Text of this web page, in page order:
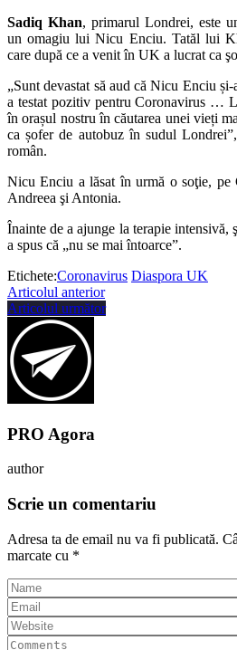
Sadiq Khan, primarul Londrei, este
un omagiu lui Nicu Enciu. Tatăl lui
care după ce a venit în UK a lucrat ca
„Sunt devastat să aud că Nicu Enciu
a testat pozitiv pentru Coronavirus …
în orașul nostru în căutarea unei vieți
ca șofer de autobuz în sudul
român.
Nicu Enciu a lăsat în urmă o soţie, pe
Andreea şi Antonia.
Înainte de a ajunge la terapie intensivă,
a spus că „nu se mai întoarce”.
Etichete:Coronavirus Diaspora UK
Articolul anterior
Articolul următor
PRO Agora
author
Scrie un comentariu
Adresa ta de email nu va fi publicată.
marcate cu *